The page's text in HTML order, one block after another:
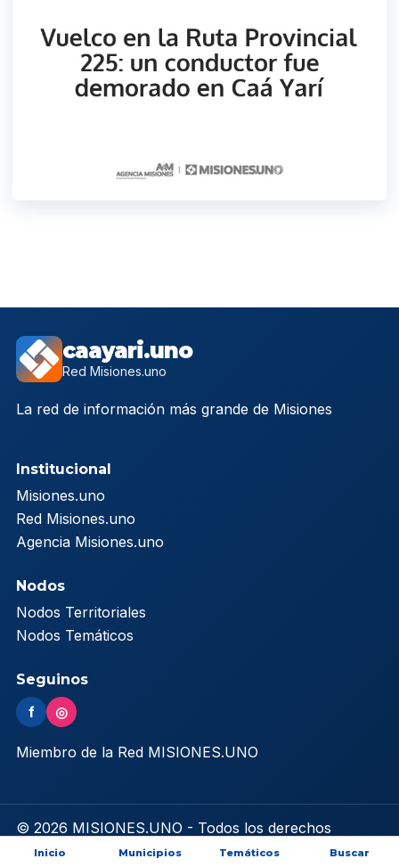
caayari.uno
Red Misiones.uno
La red de información más grande de Misiones
Institucional
Misiones.uno
Red Misiones.uno
Agencia Misiones.uno
Nodos
Nodos Territoriales
Nodos Temáticos
Seguinos
f ◎
Miembro de la Red MISIONES.UNO
© 2026 MISIONES.UNO - Todos los derechos
reservados
Inicio Municipios Temáticos Buscar